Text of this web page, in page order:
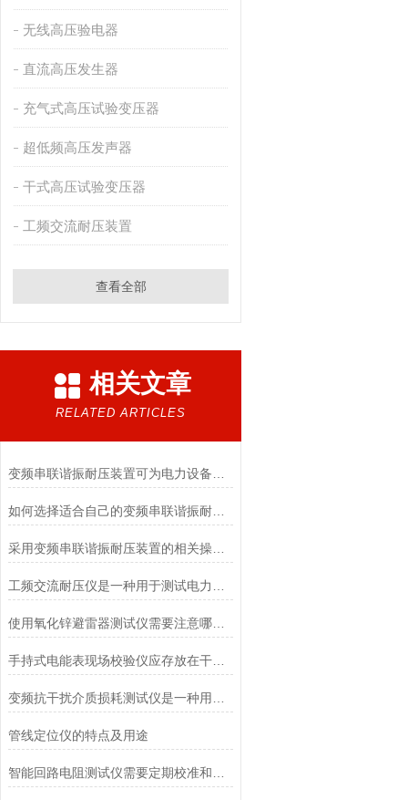
无线高压验电器
直流高压发生器
充气式高压试验变压器
超低频高压发声器
干式高压试验变压器
工频交流耐压装置
查看全部
相关文章
RELATED ARTICLES
如何选择适合自己的变频串联谐振耐压装置？
采用变频串联谐振耐压装置的相关操作及接线步骤注意几点
使用氧化锌避雷器测试仪需要注意哪些事项
手持式电能表现场校验仪应存放在干燥、阴凉的地方
管线定位仪的特点及用途